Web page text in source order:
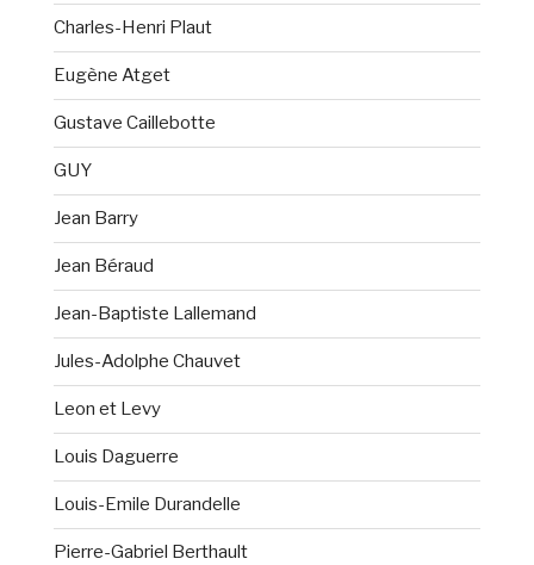
Charles-Henri Plaut
Eugène Atget
Gustave Caillebotte
GUY
Jean Barry
Jean Béraud
Jean-Baptiste Lallemand
Jules-Adolphe Chauvet
Leon et Levy
Louis Daguerre
Louis-Emile Durandelle
Pierre-Gabriel Berthault